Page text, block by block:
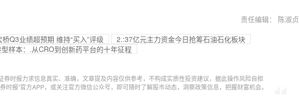
责任编辑： 陈淑贞
桥Q3业绩超预期 维持“买入”评级
2.:37亿元主力资金今日抢筹石油石化板块
样本：.从CRO到创新药平台的十年征程
券时报力求信息真实、准确，文章提及内容仅供参考，不构成实质性投资建议，据此操作风险自担
时报”官方APP，或关注官方微信公众号，即可随时了解股市动态，洞察政策信息，把握财富机会。